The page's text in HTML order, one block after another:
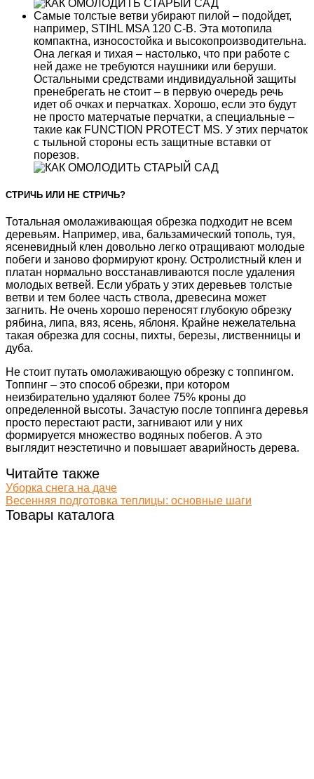
Самые толстые ветви убирают пилой – подойдет,
например, STIHL MSA 120 C-B. Эта мотопила
компактна, износостойка и высокопроизводительна.
Она легкая и тихая – настолько, что при работе с
ней даже не требуются наушники или беруши.
Остальными средствами индивидуальной защиты
пренебрегать не стоит – в первую очередь речь
идет об очках и перчатках. Хорошо, если это будут
не просто матерчатые перчатки, а специальные –
такие как FUNCTION PROTECT MS. У этих перчаток
с тыльной стороны есть защитные вставки от
порезов.
СТРИЧЬ ИЛИ НЕ СТРИЧЬ?
Тотальная омолаживающая обрезка подходит не всем
деревьям. Например, ива, бальзамический тополь, туя,
ясеневидный клен довольно легко отращивают молодые
побеги и заново формируют крону. Остролистный клен и
платан нормально восстанавливаются после удаления
молодых ветвей. Если убрать у этих деревьев толстые
ветви и тем более часть ствола, древесина может
загнить. Не очень хорошо переносят глубокую обрезку
рябина, липа, вяз, ясень, яблоня. Крайне нежелательна
такая обрезка для сосны, пихты, березы, лиственницы и
дуба.
Не стоит путать омолаживающую обрезку с топпингом.
Топпинг – это способ обрезки, при котором
неизбирательно удаляют более 75% кроны до
определенной высоты. Зачастую после топпинга деревья
просто перестают расти, загнивают или у них
формируется множество водяных побегов. А это
выглядит неэстетично и повышает аварийность дерева.
Читайте также
Уборка снега на даче
Весенняя подготовка теплицы: основные шаги
Товары каталога